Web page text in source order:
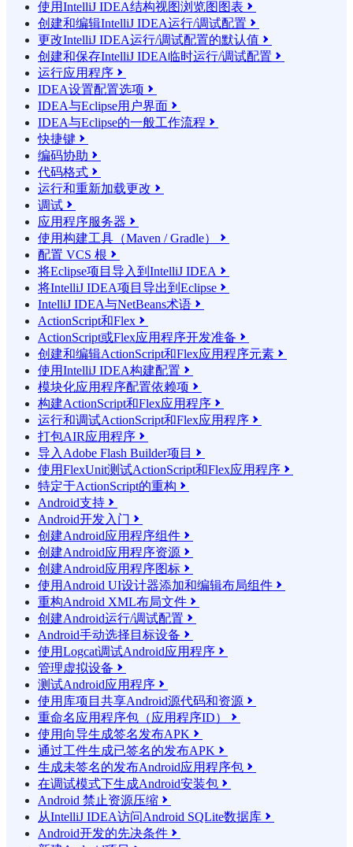
使用IntelliJ IDEA结构视图浏览图图表 
创建和编辑IntelliJ IDEA运行/调试配置 
更改IntelliJ IDEA运行/调试配置的默认值 
创建和保存IntelliJ IDEA临时运行/调试配置 
运行应用程序 
IDEA设置配置选项 
IDEA与Eclipse用户界面 
IDEA与Eclipse的一般工作流程 
快捷键 
编码协助 
代码格式 
运行和重新加载更改 
调试 
应用程序服务器 
使用构建工具（Maven / Gradle） 
配置 VCS 根 
将Eclipse项目导入到IntelliJ IDEA 
将IntelliJ IDEA项目导出到Eclipse 
IntelliJ IDEA与NetBeans术语 
ActionScript和Flex 
ActionScript或Flex应用程序开发准备 
创建和编辑ActionScript和Flex应用程序元素 
使用IntelliJ IDEA构建配置 
模块化应用程序配置依赖项 
构建ActionScript和Flex应用程序 
运行和调试ActionScript和Flex应用程序 
打包AIR应用程序 
导入Adobe Flash Builder项目 
使用FlexUnit测试ActionScript和Flex应用程序 
特定于ActionScript的重构 
Android支持 
Android开发入门 
创建Android应用程序组件 
创建Android应用程序资源 
创建Android应用程序图标 
使用Android UI设计器添加和编辑布局组件 
重构Android XML布局文件 
创建Android运行/调试配置 
Android手动选择目标设备 
使用Logcat调试Android应用程序 
管理虚拟设备 
测试Android应用程序 
使用库项目共享Android源代码和资源 
重命名应用程序包（应用程序ID） 
使用向导生成签名发布APK 
通过工件生成已签名的发布APK 
生成未签名的发布Android应用程序包 
在调试模式下生成Android安装包 
Android 禁止资源压缩 
从IntelliJ IDEA访问Android SQLite数据库 
Android开发的先决条件 